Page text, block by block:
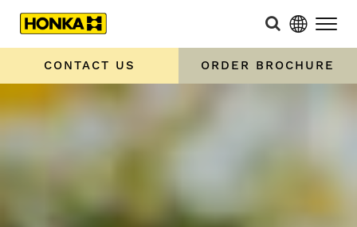
CONTACT US ORDER BROCHURE